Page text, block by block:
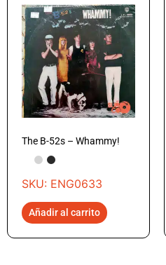
The B-52s – Whammy!
SKU: ENG0633
Añadir al carrito